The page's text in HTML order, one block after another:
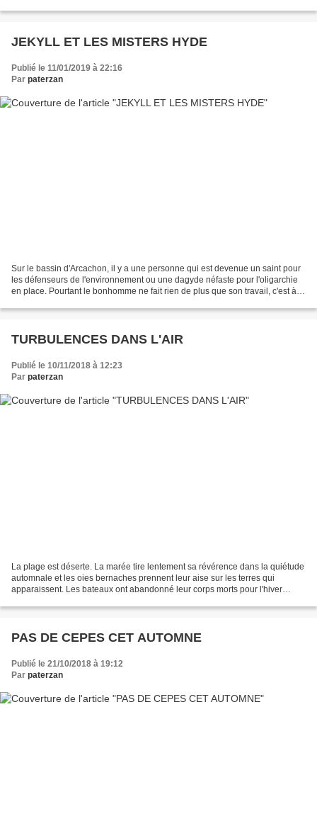
JEKYLL ET LES MISTERS HYDE
Publié le 11/01/2019 à 22:16
Par paterzan
Sur le bassin d'Arcachon, il y a une personne qui est devenue un saint pour
les défenseurs de l'environnement ou une dagyde néfaste pour l'oligarchie
en place. Pourtant le bonhomme ne fait rien de plus que son travail, c'est à
TURBULENCES DANS L'AIR
Publié le 10/11/2018 à 12:23
Par paterzan
La plage est déserte. La marée tire lentement sa révérence dans la quiétude
automnale et les oies bernaches prennent leur aise sur les terres qui
apparaissent. Les bateaux ont abandonné leur corps morts pour l'hiver
PAS DE CEPES CET AUTOMNE
Publié le 21/10/2018 à 19:12
Par paterzan